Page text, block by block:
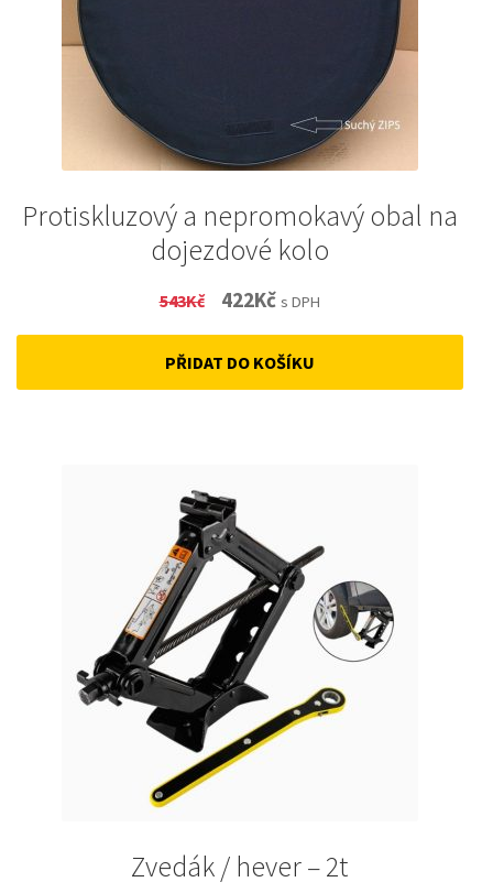
Protiskluzový a nepromokavý obal na
dojezdové kolo
543Kč
Original
price
was:
422KčCurrent
price
is:
s DPH
PŘIDAT DO KOŠÍKU
Zvedák / hever – 2t